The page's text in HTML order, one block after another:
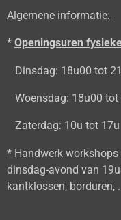
Algemene informatie:
* Openingsuren
Dinsdag: 18u00 tot
Woensdag: 18u00 tot
Zaterdag: 10u tot 17u
* Handwerk
dinsdag-avond van
kantklossen, borduren,